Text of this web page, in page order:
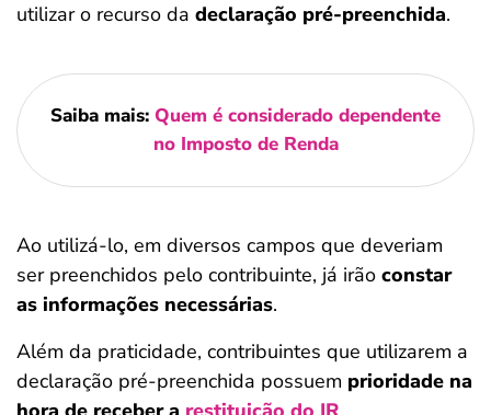
utilizar o recurso da declaração pré-preenchida.
Saiba mais: Quem é considerado dependente
no Imposto de Renda
Ao utilizá-lo, em diversos campos que deveriam
ser preenchidos pelo contribuinte, já irão constar
as informações necessárias.
Além da praticidade, contribuintes que utilizarem a
declaração pré-preenchida possuem prioridade na